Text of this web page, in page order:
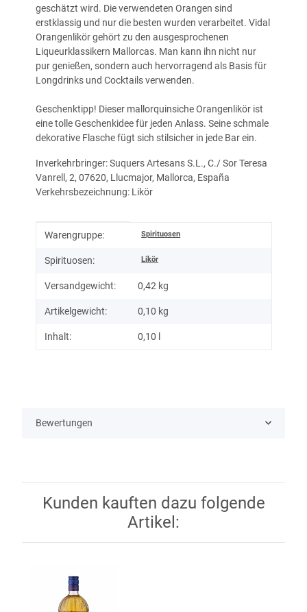
geschätzt wird. Die verwendeten Orangen sind
erstklassig und nur die besten wurden verarbeitet. Vidal
Orangenlikör gehört zu den ausgesprochenen
Liqueurklassikern Mallorcas. Man kann ihn nicht nur
pur genießen, sondern auch hervorragend als Basis für
Longdrinks und Cocktails verwenden.
Geschenktipp! Dieser mallorquinsiche Orangenlikör ist
eine tolle Geschenkidee für jeden Anlass. Seine schmale
dekorative Flasche fügt sich stilsicher in jede Bar ein.
Inverkehrbringer: Suquers Artesans S.L., C./ Sor Teresa
Vanrell, 2, 07620, Llucmajor, Mallorca, España
Verkehrsbezeichnung: Likör
Produkteigenschaft
Wert
Warengruppe: Spirituosen
Spirituosen: Likör
Versandgewicht: 0,42 kg
Artikelgewicht: 0,10 kg
Inhalt: 0,10 l
Bewertungen
Kunden kauften dazu folgende
Artikel: